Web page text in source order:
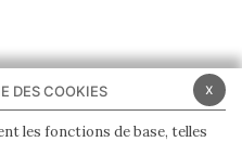
x
DES COOKIES
les fonctions de base, telles